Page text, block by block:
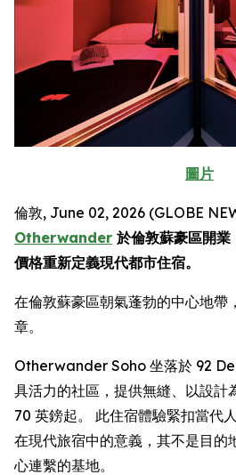
圖片
倫敦, June 02, 2026 (GLOBE
Otherwander 於倫敦蘇豪區開
價格重新定義現代都市住宿。
在倫敦蘇豪區朝氣蓬勃的中心地帶
章。
Otherwander Soho 坐落於 92
具活力的社區，提供無縫、以設計
70 英鎊起。 此住宿體驗緊扣當代
在現代旅宿中的意義，其不是目的
心連繫的基地。